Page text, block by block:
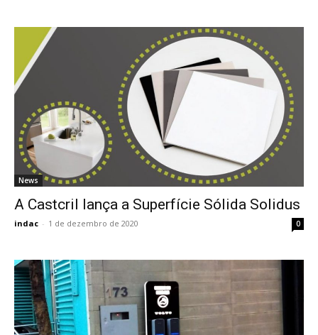
News
A Castcril lança a Superfície Sólida Solidus
indac - 1 de dezembro de 2020 0